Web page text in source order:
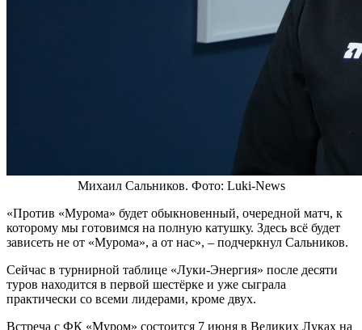
Михаил Сальников. Фото: Luki-News
«Против «Мурома» будет обыкновенный, очередной матч, к
которому мы готовимся на полную катушку. Здесь всё будет
зависеть не от «Мурома», а от нас», – подчеркнул Сальников.
Сейчас в турнирной таблице «Луки-Энергия» после десяти
туров находится в первой шестёрке и уже сыграла
практически со всеми лидерами, кроме двух.
Встреча с ФК «Муром» состоится 7 июня в Великих Луках на